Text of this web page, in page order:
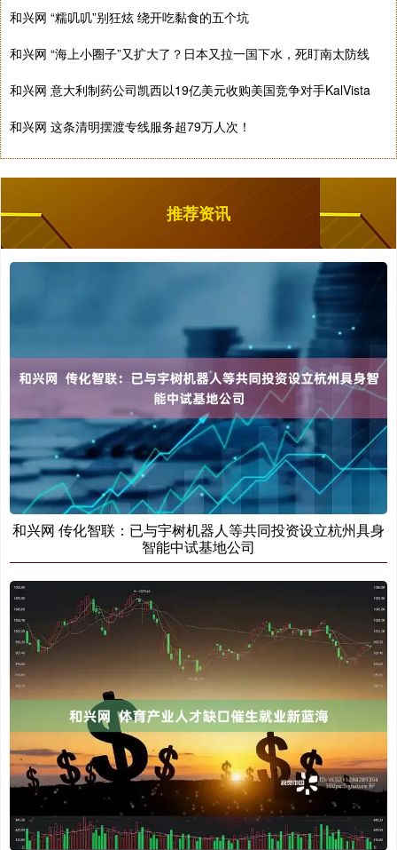
和兴网 “糯叽叽”别狂炫 绕开吃黏食的五个坑
和兴网 “海上小圈子”又扩大了？日本又拉一国下水，死盯南太防线
和兴网 意大利制药公司凯西以19亿美元收购美国竞争对手KalVista
和兴网 这条清明摆渡专线服务超79万人次！
推荐资讯
和兴网 传化智联：已与宇树机器人等共同投资设立杭州具身
智能中试基地公司